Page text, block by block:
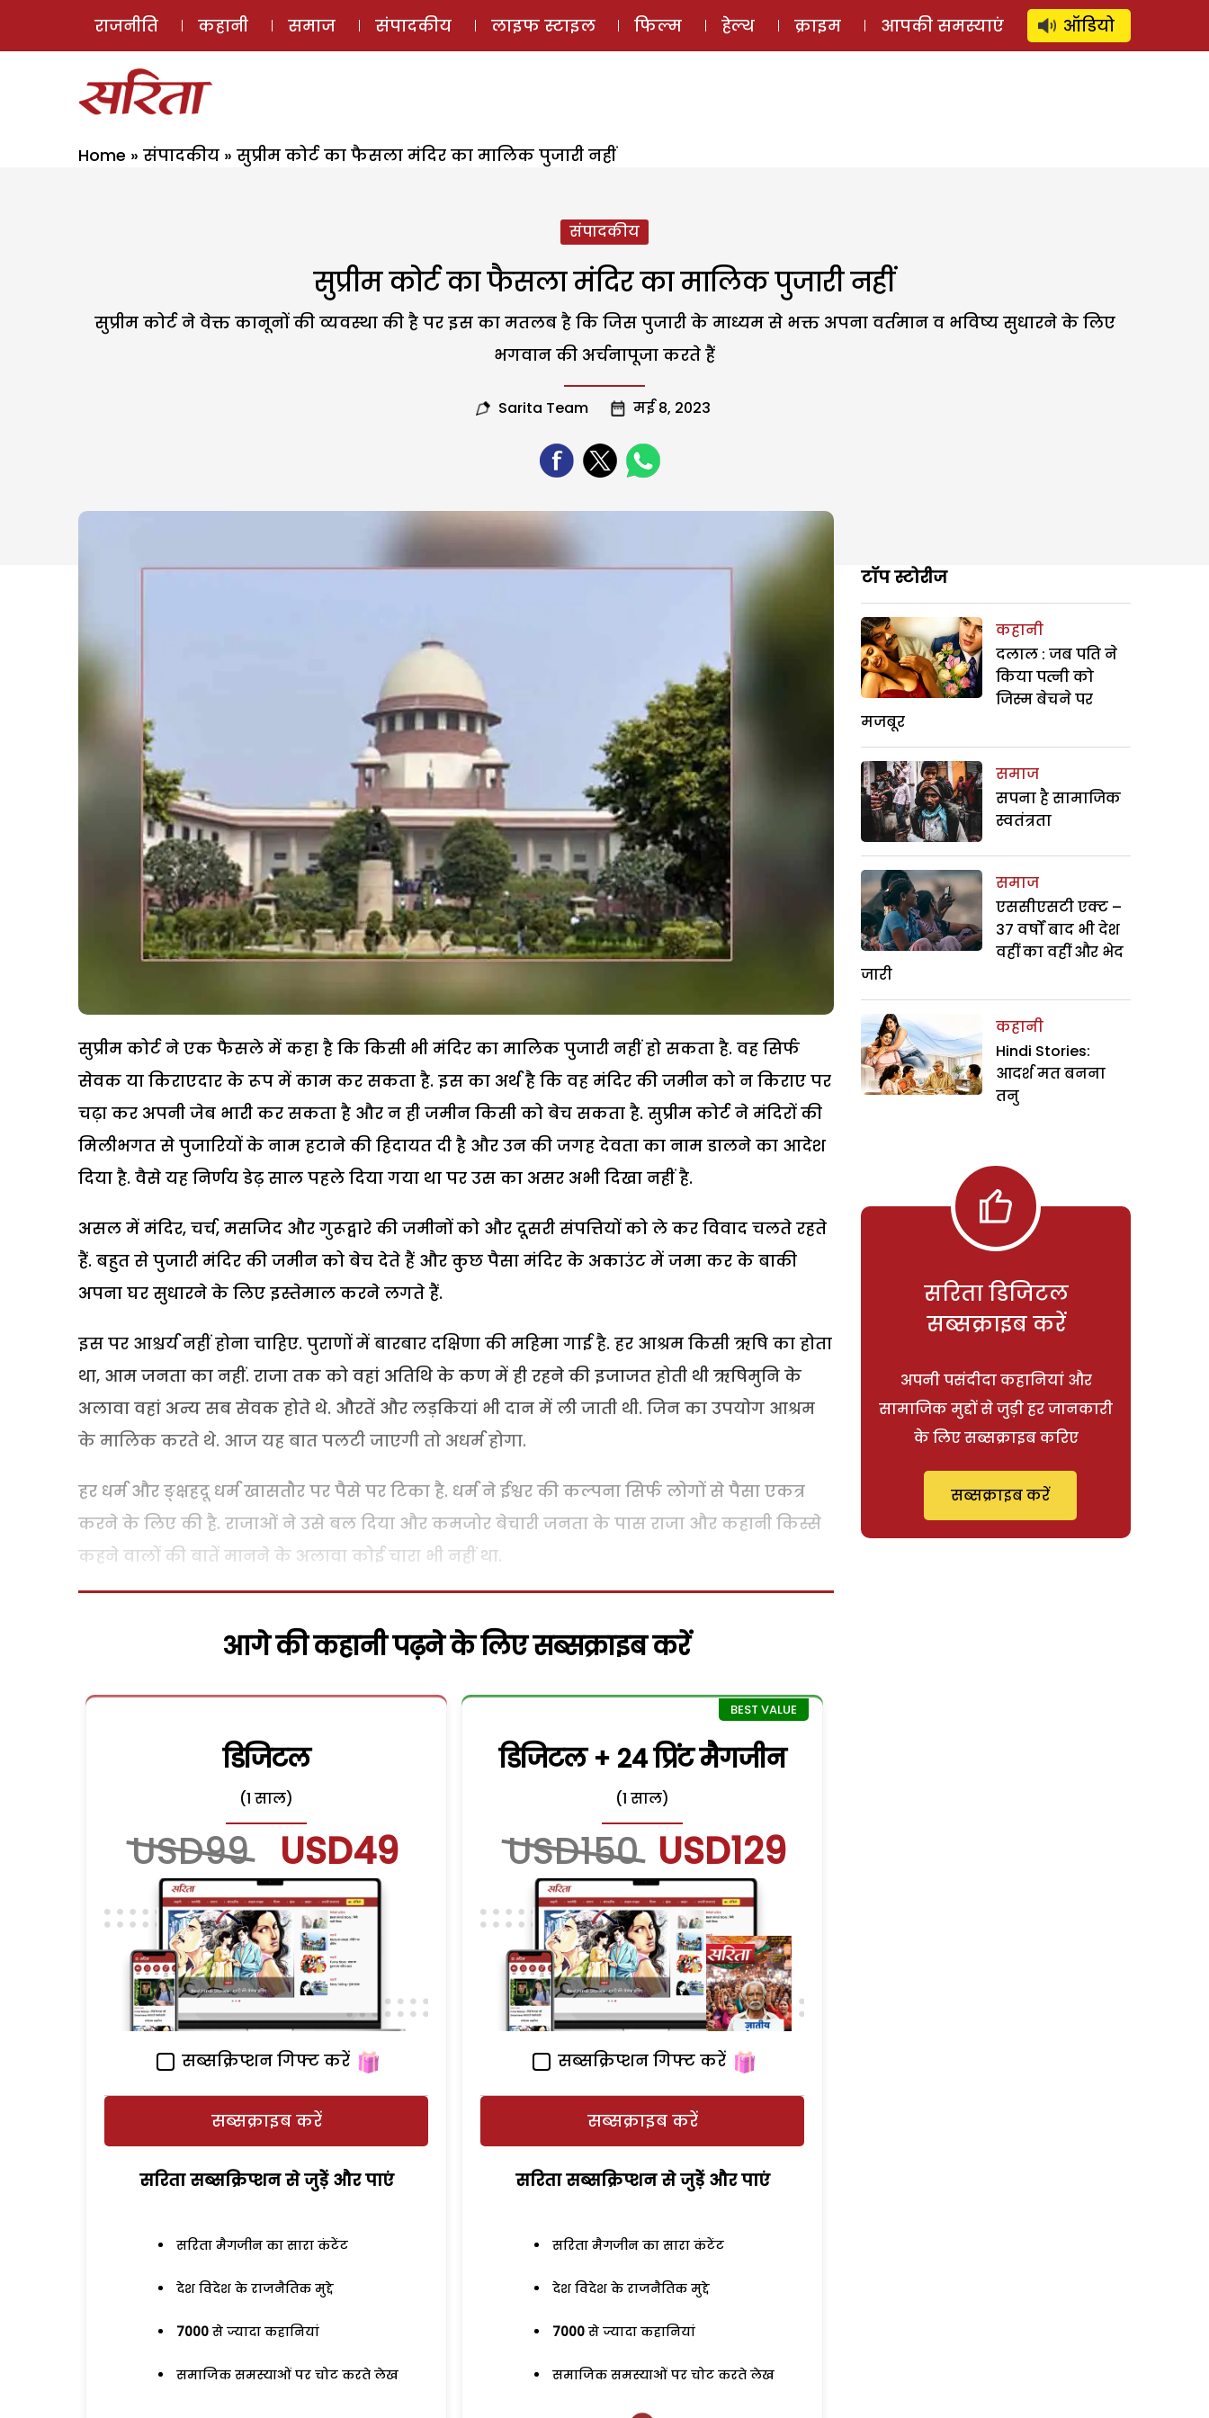
ई-मैगज़ीन ऑडियो स्टोरी लॉग इन ⚲ SUBSCRIBE
राजनीति कहानी समाज संपादकीय लाइफ स्टाइल फिल्म हेल्थ क्राइम आपकी समस्याएं ऑडियो
Home » संपादकीय » सुप्रीम कोर्ट का फैसला मंदिर का मालिक पुजारी नहीं
संपादकीय
सुप्रीम कोर्ट का फैसला मंदिर का मालिक पुजारी नहीं
सुप्रीम कोर्ट ने वेक्त कानूनों की व्यवस्था की है पर इस का मतलब है कि जिस पुजारी के माध्यम से भक्त अपना वर्तमान व भविष्य सुधारने के लिए
भगवान की अर्चनापूजा करते हैं
Sarita Team मई 8, 2023
सुप्रीम कोर्ट ने एक फैसले में कहा है कि किसी भी मंदिर का मालिक पुजारी नहीं हो सकता है. वह सिर्फ
सेवक या किराएदार के रूप में काम कर सकता है. इस का अर्थ है कि वह मंदिर की जमीन को न किराए पर
चढ़ा कर अपनी जेब भारी कर सकता है और न ही जमीन किसी को बेच सकता है. सुप्रीम कोर्ट ने मंदिरों की
मिलीभगत से पुजारियों के नाम हटाने की हिदायत दी है और उन की जगह देवता का नाम डालने का आदेश
दिया है. वैसे यह निर्णय डेढ़ साल पहले दिया गया था पर उस का असर अभी दिखा नहीं है.
असल में मंदिर, चर्च, मसजिद और गुरूद्वारे की जमीनों को और दूसरी संपत्तियों को ले कर विवाद चलते रहते
हैं. बहुत से पुजारी मंदिर की जमीन को बेच देते हैं और कुछ पैसा मंदिर के अकाउंट में जमा कर के बाकी
अपना घर सुधारने के लिए इस्तेमाल करने लगते हैं.
इस पर आश्चर्य नहीं होना चाहिए. पुराणों में बारबार दक्षिणा की महिमा गाई है. हर आश्रम किसी ऋषि का होता
था, आम जनता का नहीं. राजा तक को वहां अतिथि के कण में ही रहने की इजाजत होती थी ऋषिमुनि के
अलावा वहां अन्य सब सेवक होते थे. औरतें और लड़कियां भी दान में ली जाती थी. जिन का उपयोग आश्रम
के मालिक करते थे. आज यह बात पलटी जाएगी तो अधर्म होगा.
हर धर्म और ङ्क्षहदू धर्म खासतौर पर पैसे पर टिका है. धर्म ने ईश्वर की कल्पना सिर्फ लोगों से पैसा एकत्र
करने के लिए की है. राजाओं ने उसे बल दिया और कमजोर बेचारी जनता के पास राजा और कहानी किस्से
कहने वालों की बातें मानने के अलावा कोई चारा भी नहीं था.
आगे की कहानी पढ़ने के लिए सब्सक्राइब करें
डिजिटल
(1 साल)
USD99 USD49
सब्सक्रिप्शन गिफ्ट करें
सब्सक्राइब करें
सरिता सब्सक्रिप्शन से जुड़ेें और पाएं
सरिता मैगजीन का सारा कंटेंट
देश विदेश के राजनैतिक मुद्दे
7000 से ज्यादा कहानियां
समाजिक समस्याओं पर चोट करते लेख
डिजिटल + 24 प्रिंट मैगजीन
(1 साल)
USD150 USD129
सब्सक्रिप्शन गिफ्ट करें
सब्सक्राइब करें
सरिता सब्सक्रिप्शन से जुड़ेें और पाएं
सरिता मैगजीन का सारा कंटेंट
देश विदेश के राजनैतिक मुद्दे
7000 से ज्यादा कहानियां
समाजिक समस्याओं पर चोट करते लेख
टॉप स्टोरीज
कहानी
दलाल : जब पति ने
किया पत्नी को
जिस्म बेचने पर
मजबूर
समाज
सपना है सामाजिक
स्वतंत्रता
समाज
एससीएसटी एक्ट –
37 वर्षों बाद भी देश
वहीं का वहीं और भेद
जारी
कहानी
Hindi Stories:
आदर्श मत बनना
तनु
सरिता डिजिटल
सब्सक्राइब करें
अपनी पसंदीदा कहानियां और
सामाजिक मुद्दों से जुड़ी हर जानकारी
के लिए सब्सक्राइब करिए
सब्सक्राइब करें